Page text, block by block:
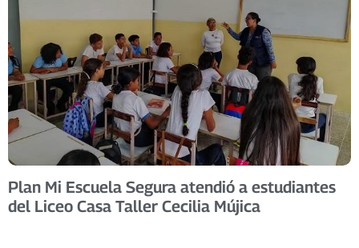
Plan Mi Escuela Segura atendió a estudiantes
del Liceo Casa Taller Cecilia Mújica